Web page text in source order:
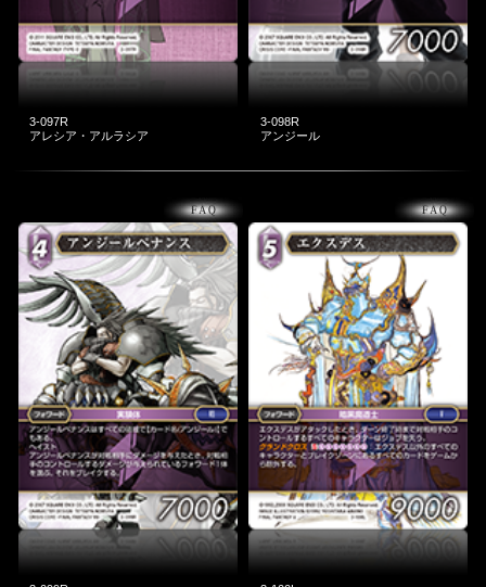
3-097R
アレシア・アルラシア
3-098R
アンジール